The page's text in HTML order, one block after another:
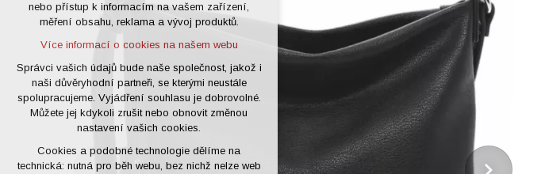
případná přihlášení, volby jazyka, apod.
Volitelná cookies
analytická pro anonymizované
vyhodnocení návštěvnosti
marketingová cookies (Google)
Více informací o cookies na našem webu
Přijmout všechny cookies
nebo přístup k informacím na vašem zařízení,
měření obsahu, reklama a vývoj produktů.
Více informací o cookies na našem webu
Správci vašich údajů bude naše společnost, jakož i
naši důvěryhodní partneři, se kterými neustále
spolupracujeme. Vyjádření souhlasu je dobrovolné.
Můžete jej kdykoli zrušit nebo obnovit změnou
nastavení vašich cookies.
Cookies a podobné technologie dělíme na
technická: nutná pro běh webu, bez nichž nelze web